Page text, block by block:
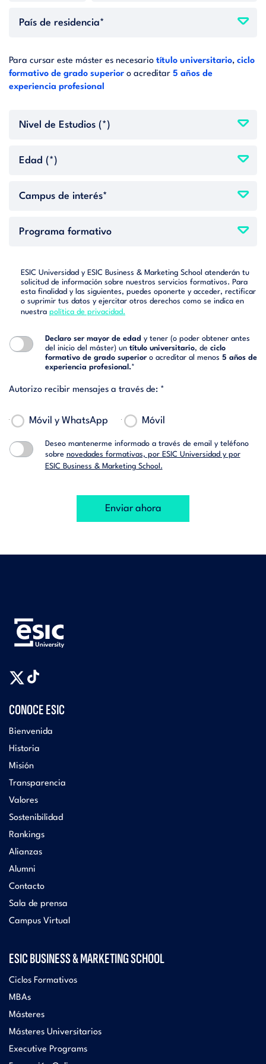
Para cursar este máster es necesario título universitario, ciclo
formativo de grado superior o acreditar 5 años de
experiencia profesional
ESIC Universidad y ESIC Business & Marketing School atenderán tu
solicitud de información sobre nuestros servicios formativos. Para
esta finalidad y las siguientes, puedes oponerte y acceder, rectificar
o suprimir tus datos y ejercitar otros derechos como se indica en
nuestra política de privacidad.
Declaro ser mayor de edad y tener (o poder obtener antes
del inicio del máster) un título universitario, de ciclo
formativo de grado superioro acreditar al menos 5 años de
experiencia profesional.*
Autorizo recibir mensajes a través de: *
Móvil y WhatsApp Móvil
Deseo mantenerme informado a través de email y teléfono
sobre novedades formativas, por ESIC Universidad y por
ESIC Business & Marketing School.
Enviar ahora
CONOCE ESIC
Bienvenida
Historia
Misión
Transparencia
Valores
Sostenibilidad
Rankings
Alianzas
Alumni
Contacto
Sala de prensa
Campus Virtual
ESIC BUSINESS & MARKETING SCHOOL
Ciclos Formativos
MBAs
Másteres
Másteres Universitarios
Executive Programs